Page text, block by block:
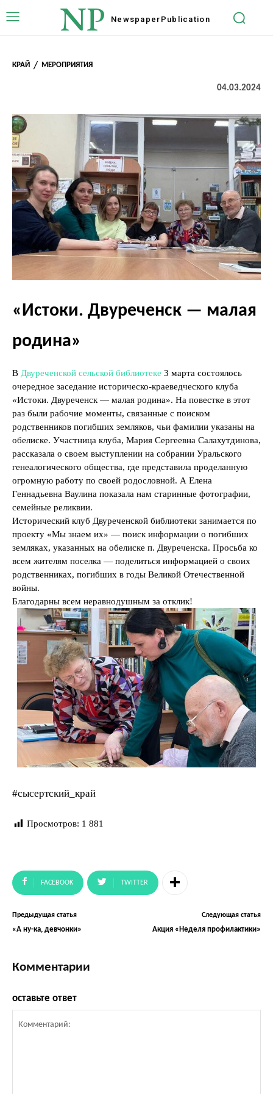
NP Newspaper Publication
КРАЙ МЕРОПРИЯТИЯ
04.03.2024
«Истоки. Двуреченск — малая
родина»
В Двуреченской сельской библиотеке 3 марта состоялось
очередное заседание историческо-краеведческого клуба
«Истоки. Двуреченск — малая родина». На повестке в этот
раз были рабочие моменты, связанные с поиском
родственников погибших земляков, чьи фамилии указаны на
обелиске. Участница клуба, Мария Сергеевна Салахутдинова,
рассказала о своем выступлении на собрании Уральского
генеалогического общества, где представила проделанную
огромную работу по своей родословной. А Елена
Геннадьевна Ваулина показала нам старинные фотографии,
семейные реликвии.
Исторический клуб Двуреченской библиотеки занимается по
проекту «Мы знаем их» — поиск информации о погибших
земляках, указанных на обелиске п. Двуреченска. Просьба ко
всем жителям поселка — поделиться информацией о своих
родственниках, погибших в годы Великой Отечественной
войны.
Благодарны всем неравнодушным за отклик!
#сысертский_край
Просмотров: 1 881
FACEBOOK TWITTER
Предыдущая статья
«А ну-ка, девчонки»
Следующая статья
Акция «Неделя профилактики»
Комментарии
оставьте ответ